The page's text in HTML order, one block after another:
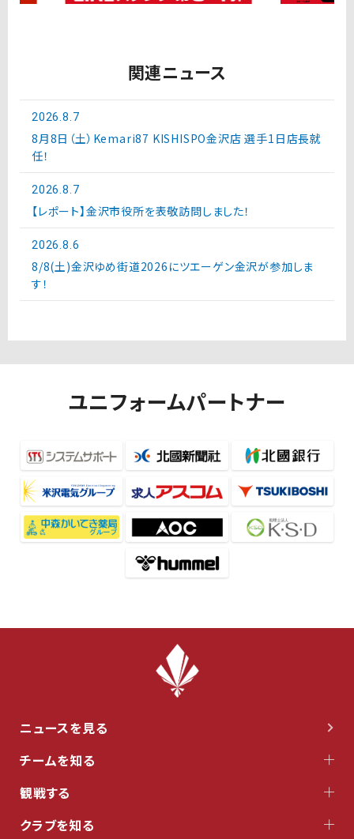
関連ニュース
2026.8.7
8月8日（土）Kemari87 KISHISPO金沢店 選手1日店長就
任！
2026.8.7
【レポート】金沢市役所を表敬訪問しました！
2026.8.6
8/8(土)金沢ゆめ街道2026にツエーゲン金沢が参加しま
す！
ユニフォームパートナー
ニュースを見る
チームを知る
観戦する
クラブを知る